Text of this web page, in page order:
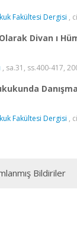
Fakültesi Dergisi ,
Divan ı
, sa.31, ss.400-417,
Fakültesi Dergisi ,
Bildiriler